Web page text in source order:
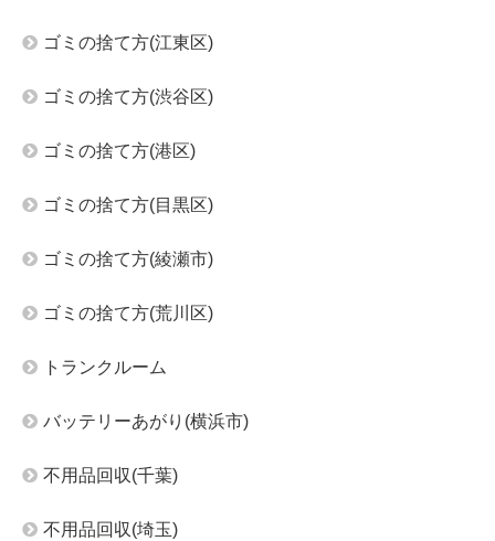
ゴミの捨て方(江東区)
ゴミの捨て方(渋谷区)
ゴミの捨て方(港区)
ゴミの捨て方(目黒区)
ゴミの捨て方(綾瀬市)
ゴミの捨て方(荒川区)
トランクルーム
バッテリーあがり(横浜市)
不用品回収(千葉)
不用品回収(埼玉)